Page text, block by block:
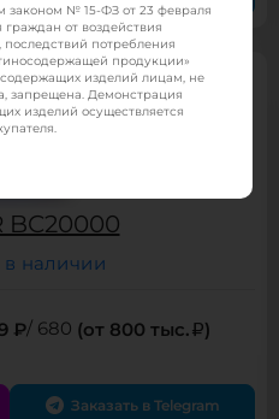
BC20000
в наличии
₽/ 680 (от 800 тыс. )
Заказать в Telegram
законом № 15-ФЗ от 23 февраля
от воздействия
потребления
продукции»
изделий лицам, не
запрещена. Демонстрация
изделий осуществляется